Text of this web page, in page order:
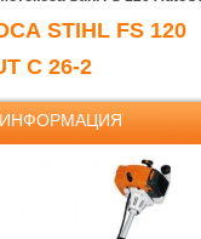
STIHL FS 120
C 26-2